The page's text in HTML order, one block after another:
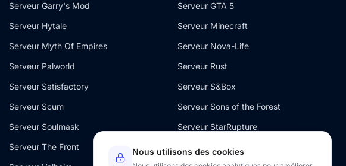
Nous utilisons des cookies
Serveur Garry's Mod
Serveur GTA 5
Serveur Hytale
Serveur Minecraft
Serveur Myth Of Empires
Serveur Nova-Life
Serveur Palworld
Serveur Rust
Serveur Satisfactory
Serveur S&Box
Serveur Scum
Serveur Sons of the Forest
Serveur Soulmask
Serveur StarRupture
Serveur The Front
Serveur V Rising